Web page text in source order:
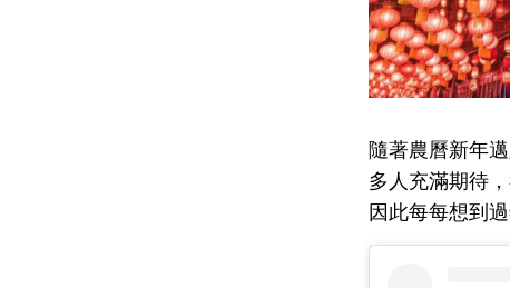
隨著農曆新年
多人充滿期待
因此每每想到